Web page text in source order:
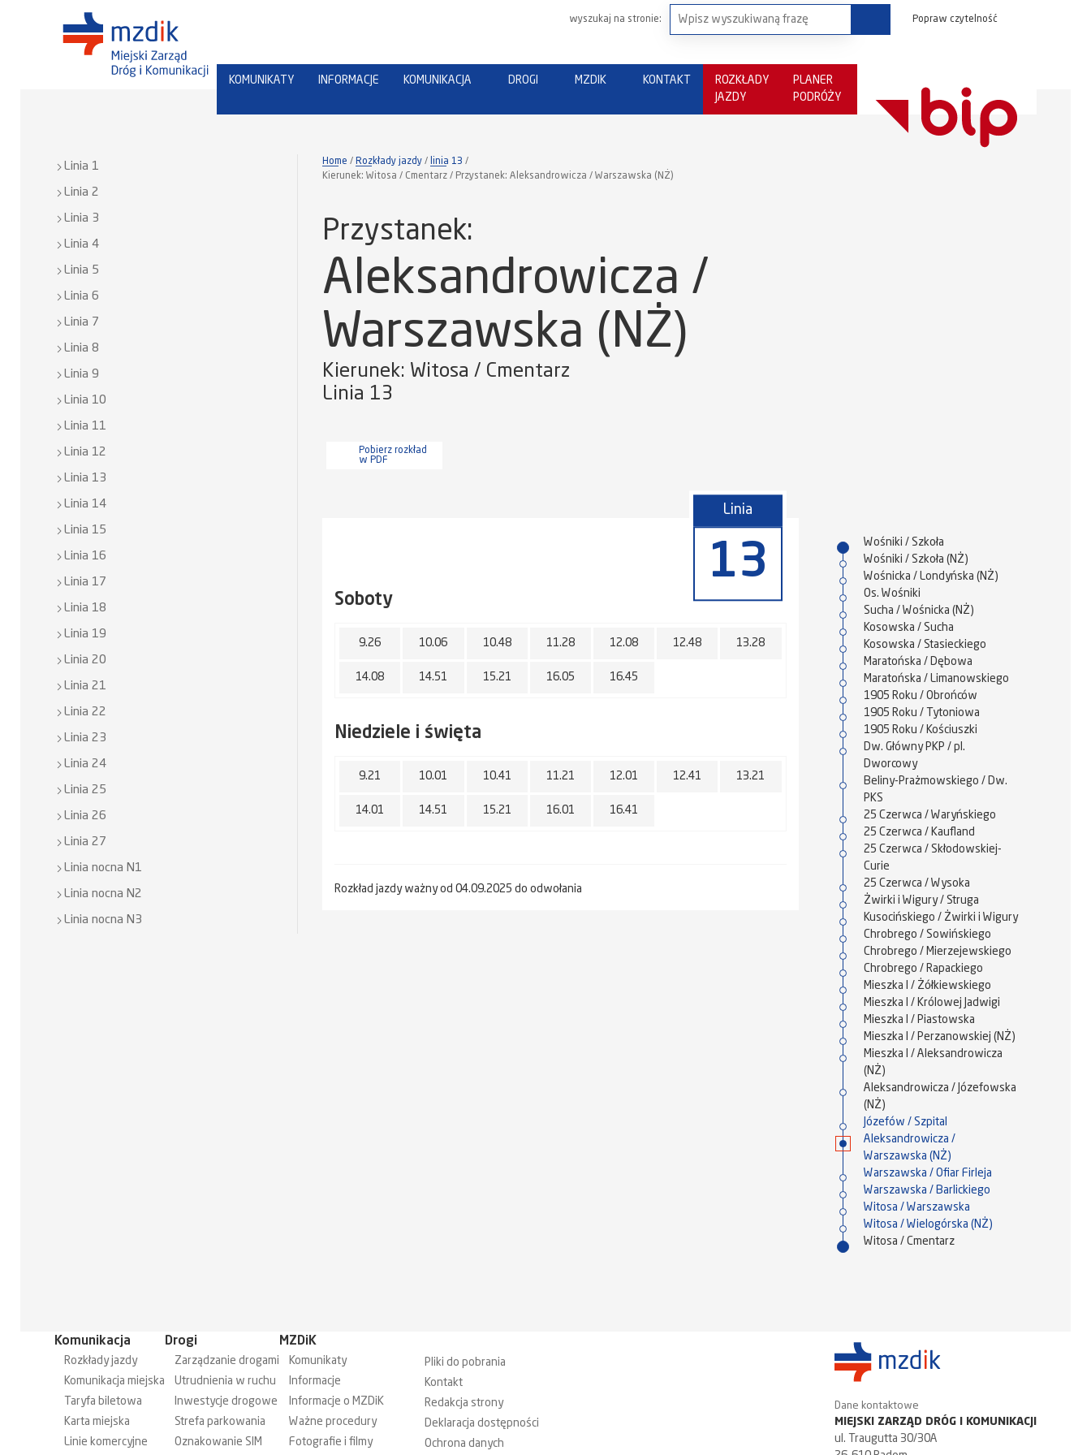
Popraw czytelność
KOMUNIKATY INFORMACJE KOMUNIKACJA DROGI MZDIK KONTAKT
ROZKŁADY
JAZDY
PLANER
PODRÓŻY
wyszukaj na stronie:
Home Rozkłady jazdy
linia 13
Kierunek: Witosa / Cmentarz / Przystanek: Aleksandrowicza / Warszawska (NŻ)
Przystanek:
Aleksandrowicza /
Warszawska (NŻ)
Kierunek: Witosa / Cmentarz
Linia 13
Pobierz rozkład
w PDF
Linia
13
Soboty
9.26 10.06 10.48 11.28 12.08 12.48 13.28
14.08 14.51 15.21 16.05 16.45
Niedziele i święta
9.21 10.01 10.41 11.21 12.01 12.41 13.21
14.01 14.51 15.21 16.01 16.41
Rozkład jazdy ważny od 04.09.2025 do odwołania
Wośniki / Szkoła
Wośniki / Szkoła (NŻ)
Wośnicka / Londyńska (NŻ)
Os. Wośniki
Sucha / Wośnicka (NŻ)
Kosowska / Sucha
Kosowska / Stasieckiego
Maratońska / Dębowa
Maratońska / Limanowskiego
1905 Roku / Obrońców
1905 Roku / Tytoniowa
1905 Roku / Kościuszki
Dw. Główny PKP / pl.
Dworcowy
Beliny-Prażmowskiego / Dw.
PKS
25 Czerwca / Waryńskiego
25 Czerwca / Kaufland
25 Czerwca / Skłodowskiej-
Curie
25 Czerwca / Wysoka
Żwirki i Wigury / Struga
Kusocińskiego / Żwirki i Wigury
Chrobrego / Sowińskiego
Chrobrego / Mierzejewskiego
Chrobrego / Rapackiego
Mieszka I / Żółkiewskiego
Mieszka I / Królowej Jadwigi
Mieszka I / Piastowska
Mieszka I / Perzanowskiej (NŻ)
Mieszka I / Aleksandrowicza
(NŻ)
Aleksandrowicza / Józefowska
(NŻ)
Józefów / Szpital
Aleksandrowicza /
Warszawska (NŻ)
Warszawska / Ofiar Firleja
Warszawska / Barlickiego
Witosa / Warszawska
Witosa / Wielogórska (NŻ)
Witosa / Cmentarz
Linia 1
Linia 2
Linia 3
Linia 4
Linia 5
Linia 6
Linia 7
Linia 8
Linia 9
Linia 10
Linia 11
Linia 12
Linia 13
Linia 14
Linia 15
Linia 16
Linia 17
Linia 18
Linia 19
Linia 20
Linia 21
Linia 22
Linia 23
Linia 24
Linia 25
Linia 26
Linia 27
Linia nocna N1
Linia nocna N2
Linia nocna N3
Komunikacja
Rozkłady jazdy
Komunikacja miejska
Taryfa biletowa
Karta miejska
Linie komercyjne
Drogi
Zarządzanie drogami
Utrudnienia w ruchu
Inwestycje drogowe
Strefa parkowania
Oznakowanie SIM
MZDiK
Komunikaty
Informacje
Informacje o MZDiK
Ważne procedury
Fotografie i filmy
Pliki do pobrania
Kontakt
Redakcja strony
Deklaracja dostępności
Ochrona danych
Dane kontaktowe
MIEJSKI ZARZĄD DRÓG I KOMUNIKACJI
ul. Traugutta 30/30A